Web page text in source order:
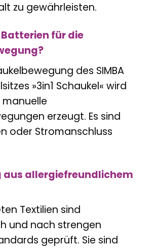
zu gewährleisten.
für die
des SIMBA
»3in1 Schaukel« wird
erzeugt. Es sind
oder Stromanschluss
aus allergiefreundlichem
Textilien sind
und nach strengen
geprüft. Sie sind